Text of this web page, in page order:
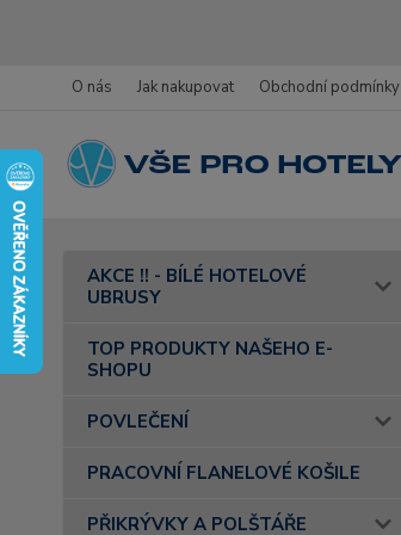
O nás Jak nakupovat Obchodní podmínky
AKCE !! - BÍLÉ HOTELOVÉ
UBRUSY
TOP PRODUKTY NAŠEHO E-
SHOPU
POVLEČENÍ
PRACOVNÍ FLANELOVÉ KOŠILE
PŘIKRÝVKY A POLŠTÁŘE